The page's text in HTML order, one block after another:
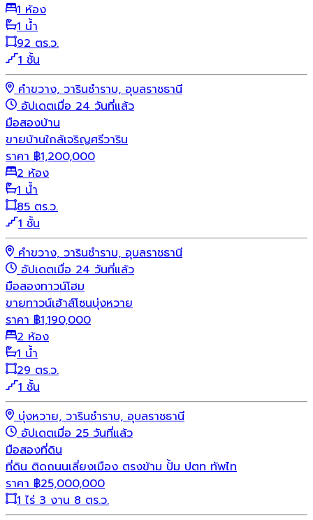
1 ห้อง
1 น้ำ
92 ตร.ว.
1 ชั้น
คำขวาง, วารินชำราบ, อุบลราชธานี
อัปเดตเมื่อ 24 วันที่แล้ว
มือสองบ้าน
ขายบ้านใกล้เจริญศรีวาริน
ราคา ฿1,200,000
2 ห้อง
1 น้ำ
85 ตร.ว.
1 ชั้น
คำขวาง, วารินชำราบ, อุบลราชธานี
อัปเดตเมื่อ 24 วันที่แล้ว
มือสองทาวน์โฮม
ขายทาวน์เฮ้าส์โซนบุ่งหวาย
ราคา ฿1,190,000
2 ห้อง
1 น้ำ
29 ตร.ว.
1 ชั้น
บุ่งหวาย, วารินชำราบ, อุบลราชธานี
อัปเดตเมื่อ 25 วันที่แล้ว
มือสองที่ดิน
ที่ดิน ติดถนนเลี่ยงเมือง ตรงข้าม ปั้ม ปตท ทัพไท
ราคา ฿25,000,000
1 ไร่ 3 งาน 8 ตร.ว.